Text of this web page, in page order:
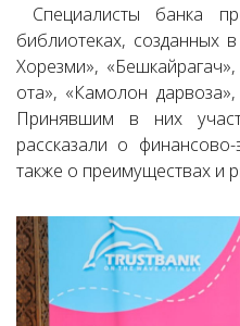
Специалисты банка
библиотеках, созданных
Хорезми»,
ота», «Камолон
Принявшим в них
рассказали о
также о преимуществах и